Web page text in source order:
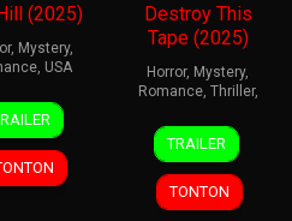
(2025)
, Mystery,
, USA
23
Aug
2025
Kevin
Lewis
Destroy This
Tape (2025)
Horror, Mystery,
Romance, Thriller,
7
Nov
2025
Carter
Folkes
TRAILER
TONTON